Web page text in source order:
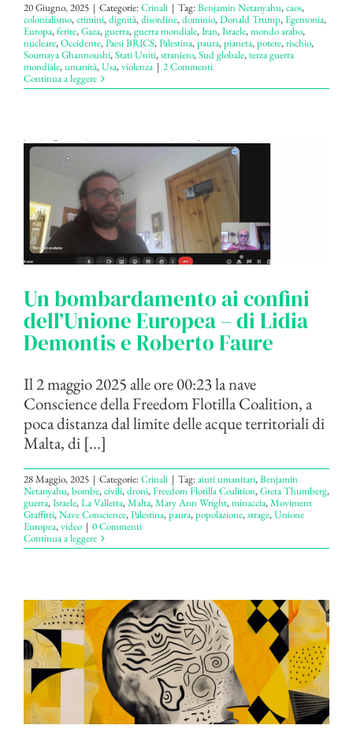
20 Giugno, 2025 | Categorie:Crinali | Tag:Benjamin Netanyahu,caos,
colonialismo,crimini,dignità,disordine,dominio,Donald Trump,Egemonia,
Europa,ferite,Gaza,guerra,guerra mondiale,Iran,Israele,mondo arabo,
nucleare,Occidente,Paesi BRICS,Palestina,paura,pianeta,potere,rischio,
Soumaya Ghannoushi,Stati Uniti,straniero,Sud globale,terza guerra
mondiale,umanità,Usa,violenza | 2 Commenti
Continua a leggere
Un bombardamento ai confini
dell’Unione Europea – di Lidia
Demontis e Roberto Faure
Il 2 maggio 2025 alle ore 00:23 la nave
Conscience della Freedom Flotilla Coalition, a
poca distanza dal limite delle acque territoriali di
Malta, di [...]
28 Maggio, 2025 | Categorie:Crinali | Tag:aiuti umanitari,Benjamin
Netanyahu,bombe,civili,droni,Freedom Flotilla Coalition,Greta Thumberg,
guerra,Israele,La Valletta,Malta,Mary Ann Wright,minaccia,Moviment
Graffitti,Nave Conscience,Palestina,paura,popolazione,strage,Unione
Europea,video | 0 Commenti
Continua a leggere